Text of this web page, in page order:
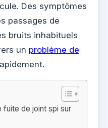
Des symptômes
passages de
bruits inhabituels
un problème de
fuite de joint spi sur